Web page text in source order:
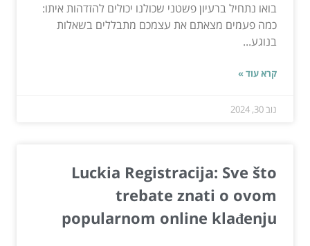
בואו נתחיל ברעיון פשטני שכולנו יכולים להזדהות איתו:
כמה פעמים מצאתם את עצמכם מתבללים בשאלות
בנוגע...
קרא עוד »
נוב 30, 2024
Luckia Registracija: Sve što
trebate znati o ovom
popularnom online klađenju